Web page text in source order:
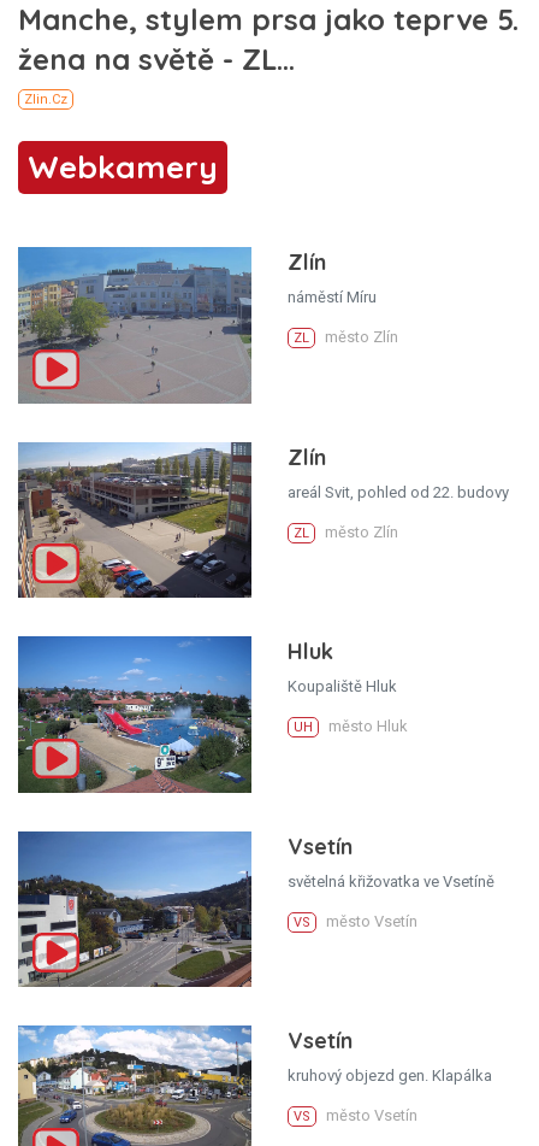
Webkamery
Zlín
náměstí Míru
ZL město Zlín
Zlín
areál Svit, pohled od 22. budovy
ZL město Zlín
Hluk
Koupaliště Hluk
UH město Hluk
Vsetín
světelná křižovatka ve Vsetíně
VS město Vsetín
Vsetín
kruhový objezd gen. Klapálka
VS město Vsetín